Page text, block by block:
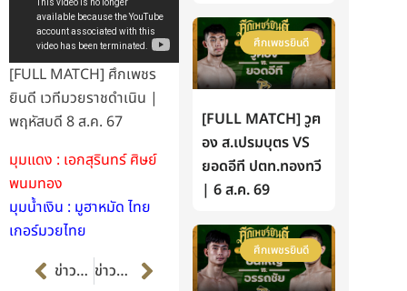
[FULL MATCH] ศึกเพชร
ยินดี เวทีมวยราชดำเนิน |
พฤหัสบดี 8 ส.ค. 67
มุมแดง : เอกสุรินทร์ ศิษย์
พนมทอง
มุมน้ำเงิน : มูฮาหมัด ไทย
เกอร์มวยไทย
Prevข่าวก่อนหน้า ข่าวต่อไป Next
ศึกเพชรยินดี
[FULL MATCH] วูฅ
อง ส.เปรมบุตร VS
ยอดอีที ปตท.ทองทวี
| 6 ส.ค. 69
ศึกเพชรยินดี